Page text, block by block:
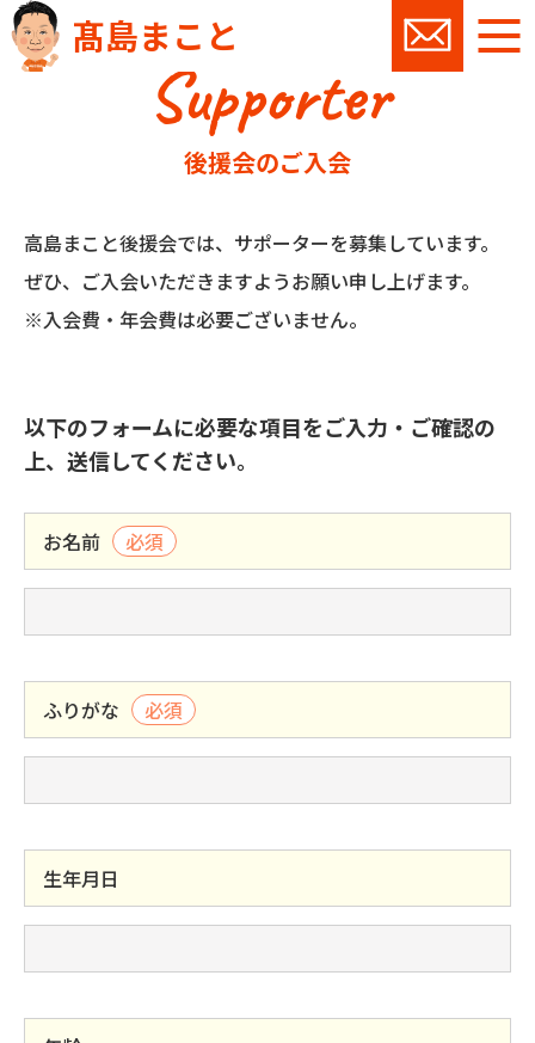
髙島まこと
Supporter
後援会のご入会
高島まこと後援会では、サポーターを募集しています。
ぜひ、ご入会いただきますようお願い申し上げます。
※入会費・年会費は必要ございません。
以下のフォームに必要な項目をご入力・ご確認の
上、送信してください。
お名前 必須
ふりがな 必須
生年月日